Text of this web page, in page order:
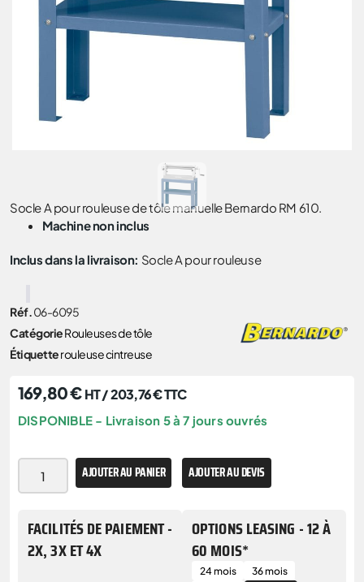
Socle A pour rouleuse de tôle manuelle Bernardo RM 610.
Machine non inclus
Inclus dans la livraison: Socle A pour rouleuse
Réf.06-6095
CatégorieRouleuses de tôle
Étiquetterouleuse cintreuse
169,80€ HT /203,76€TTC
DISPONIBLE - Livraison 5 à 7 jours ouvrés
AJOUTER AU PANIER AJOUTER AU DEVIS
FACILITÉS DE PAIEMENT -
2X, 3X ET 4X
OPTIONS LEASING - 12 À
60 MOIS*
24 mois
36 mois